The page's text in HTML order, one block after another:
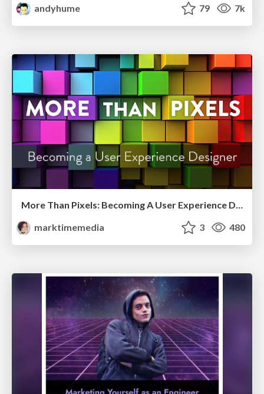
andyhume
79 7k
More Than Pixels: Becoming A User Experience Designer
marktimemedia
3 480